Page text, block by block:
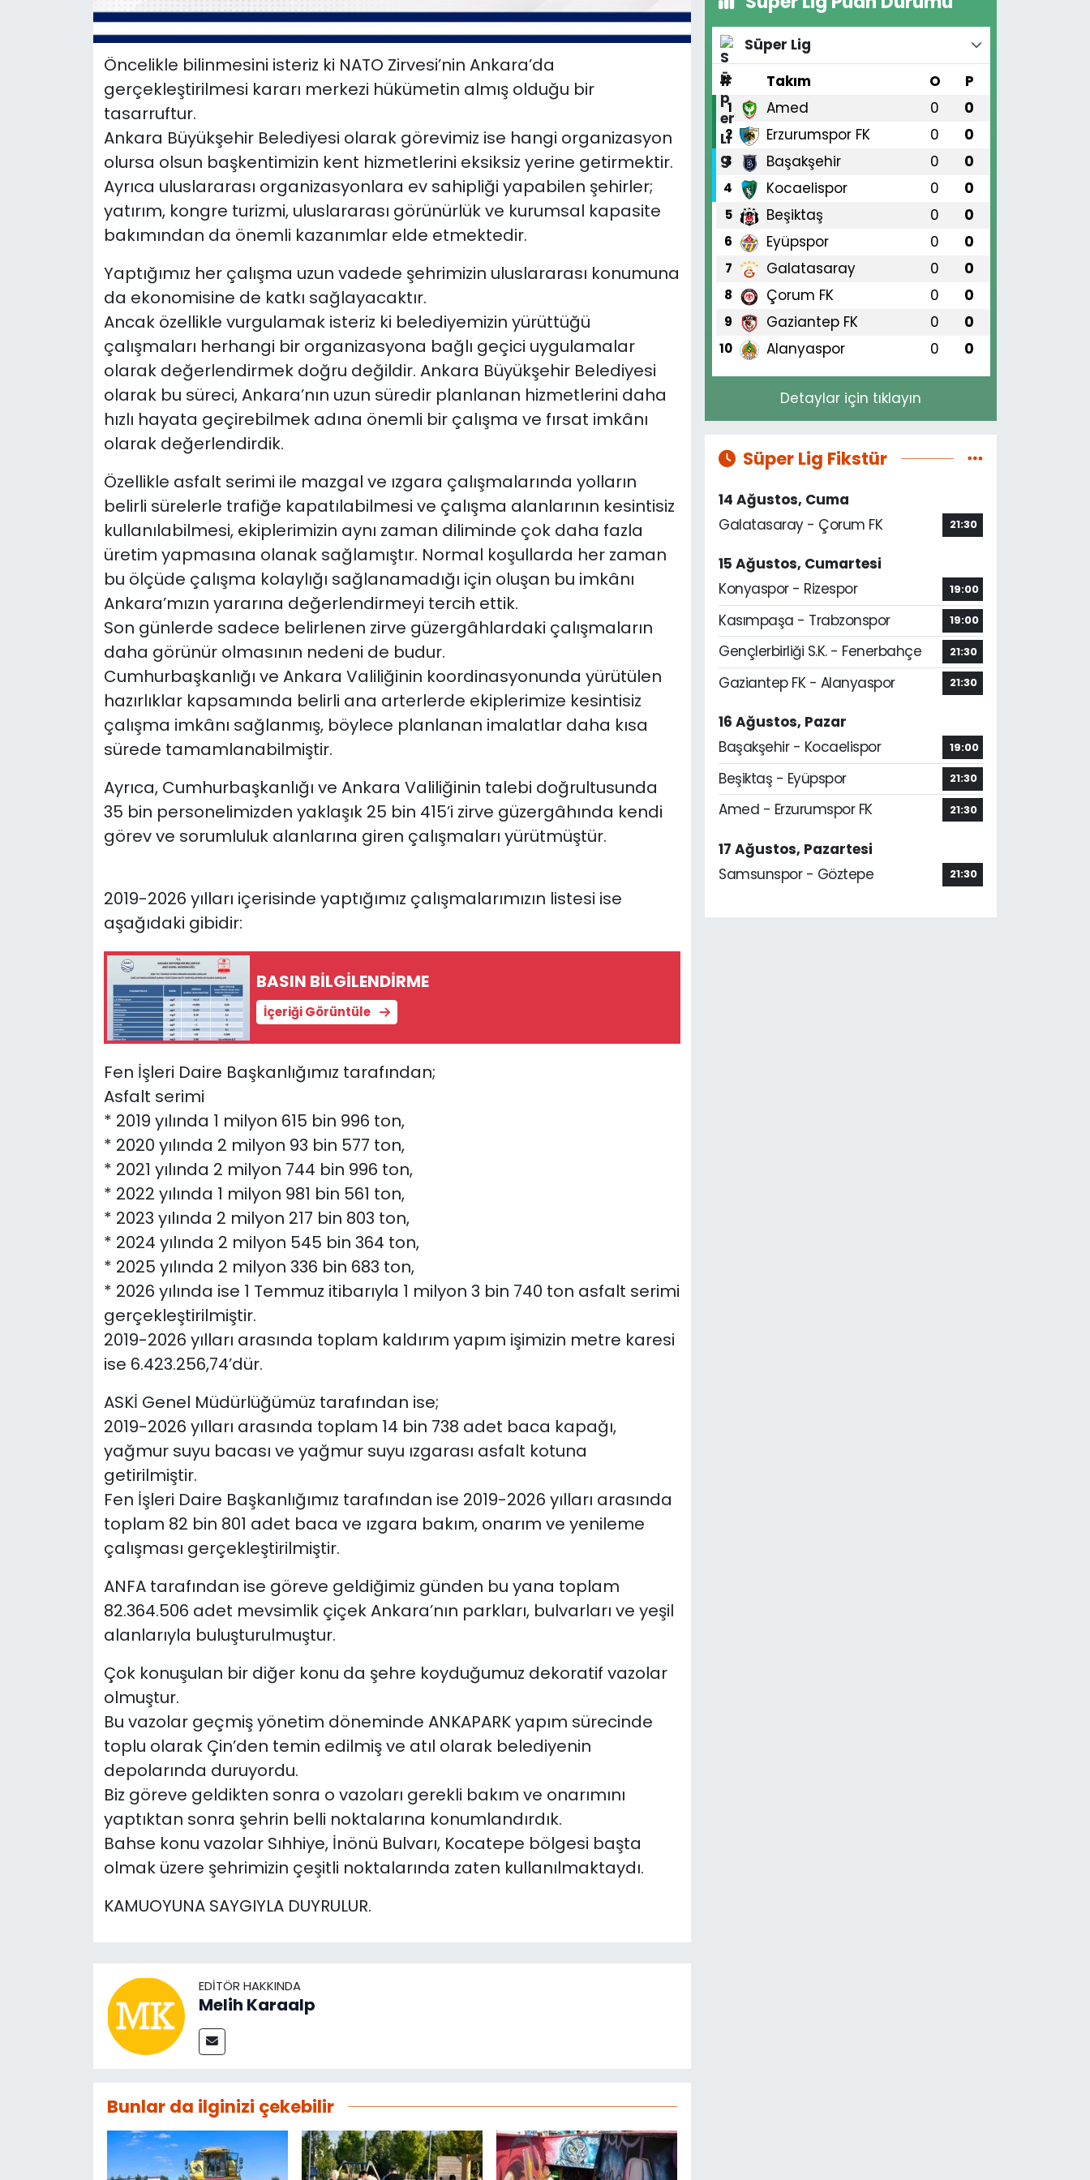
Öncelikle bilinmesini isteriz ki NATO Zirvesi’nin Ankara’da
gerçekleştirilmesi kararı merkezi hükümetin almış olduğu bir
tasarruftur.
Ankara Büyükşehir Belediyesi olarak görevimiz ise hangi organizasyon
olursa olsun başkentimizin kent hizmetlerini eksiksiz yerine getirmektir.
Ayrıca uluslararası organizasyonlara ev sahipliği yapabilen şehirler;
yatırım, kongre turizmi, uluslararası görünürlük ve kurumsal kapasite
bakımından da önemli kazanımlar elde etmektedir.
Yaptığımız her çalışma uzun vadede şehrimizin uluslararası konumuna
da ekonomisine de katkı sağlayacaktır.
Ancak özellikle vurgulamak isteriz ki belediyemizin yürüttüğü
çalışmaları herhangi bir organizasyona bağlı geçici uygulamalar
olarak değerlendirmek doğru değildir. Ankara Büyükşehir Belediyesi
olarak bu süreci, Ankara’nın uzun süredir planlanan hizmetlerini daha
hızlı hayata geçirebilmek adına önemli bir çalışma ve fırsat imkânı
olarak değerlendirdik.
Özellikle asfalt serimi ile mazgal ve ızgara çalışmalarında yolların
belirli sürelerle trafiğe kapatılabilmesi ve çalışma alanlarının kesintisiz
kullanılabilmesi, ekiplerimizin aynı zaman diliminde çok daha fazla
üretim yapmasına olanak sağlamıştır. Normal koşullarda her zaman
bu ölçüde çalışma kolaylığı sağlanamadığı için oluşan bu imkânı
Ankara’mızın yararına değerlendirmeyi tercih ettik.
Son günlerde sadece belirlenen zirve güzergâhlardaki çalışmaların
daha görünür olmasının nedeni de budur.
Cumhurbaşkanlığı ve Ankara Valiliğinin koordinasyonunda yürütülen
hazırlıklar kapsamında belirli ana arterlerde ekiplerimize kesintisiz
çalışma imkânı sağlanmış, böylece planlanan imalatlar daha kısa
sürede tamamlanabilmiştir.
Ayrıca, Cumhurbaşkanlığı ve Ankara Valiliğinin talebi doğrultusunda
35 bin personelimizden yaklaşık 25 bin 415’i zirve güzergâhında kendi
görev ve sorumluluk alanlarına giren çalışmaları yürütmüştür.
2019-2026 yılları içerisinde yaptığımız çalışmalarımızın listesi ise
aşağıdaki gibidir:
BASIN BİLGİLENDİRME
İçeriği Görüntüle
Fen İşleri Daire Başkanlığımız tarafından;
Asfalt serimi
* 2019 yılında 1 milyon 615 bin 996 ton,
* 2020 yılında 2 milyon 93 bin 577 ton,
* 2021 yılında 2 milyon 744 bin 996 ton,
* 2022 yılında 1 milyon 981 bin 561 ton,
* 2023 yılında 2 milyon 217 bin 803 ton,
* 2024 yılında 2 milyon 545 bin 364 ton,
* 2025 yılında 2 milyon 336 bin 683 ton,
* 2026 yılında ise 1 Temmuz itibarıyla 1 milyon 3 bin 740 ton asfalt serimi
gerçekleştirilmiştir.
2019-2026 yılları arasında toplam kaldırım yapım işimizin metre karesi
ise 6.423.256,74’dür.
ASKİ Genel Müdürlüğümüz tarafından ise;
2019-2026 yılları arasında toplam 14 bin 738 adet baca kapağı,
yağmur suyu bacası ve yağmur suyu ızgarası asfalt kotuna
getirilmiştir.
Fen İşleri Daire Başkanlığımız tarafından ise 2019-2026 yılları arasında
toplam 82 bin 801 adet baca ve ızgara bakım, onarım ve yenileme
çalışması gerçekleştirilmiştir.
ANFA tarafından ise göreve geldiğimiz günden bu yana toplam
82.364.506 adet mevsimlik çiçek Ankara’nın parkları, bulvarları ve yeşil
alanlarıyla buluşturulmuştur.
Çok konuşulan bir diğer konu da şehre koyduğumuz dekoratif vazolar
olmuştur.
Bu vazolar geçmiş yönetim döneminde ANKAPARK yapım sürecinde
toplu olarak Çin’den temin edilmiş ve atıl olarak belediyenin
depolarında duruyordu.
Biz göreve geldikten sonra o vazoları gerekli bakım ve onarımını
yaptıktan sonra şehrin belli noktalarına konumlandırdık.
Bahse konu vazolar Sıhhiye, İnönü Bulvarı, Kocatepe bölgesi başta
olmak üzere şehrimizin çeşitli noktalarında zaten kullanılmaktaydı.
KAMUOYUNA SAYGIYLA DUYRULUR.
EDITÖR HAKKINDA
Melih Karaalp
Bunlar da ilginizi çekebilir
Süper Lig
#
Takım O P
1 Amed 0 0
2 Erzurumspor FK 0 0
3 Başakşehir 0 0
4 Kocaelispor 0 0
5 Beşiktaş 0 0
6 Eyüpspor 0 0
7 Galatasaray 0 0
8 Çorum FK 0 0
9 Gaziantep FK 0 0
10 Alanyaspor 0 0
Detaylar için tıklayın
Süper Lig Fikstür
14 Ağustos, Cuma
Galatasaray - Çorum FK
21:30
15 Ağustos, Cumartesi
Konyaspor - Rizespor
19:00
Kasımpaşa - Trabzonspor 19:00
Gençlerbirliği S.K. - Fenerbahçe 21:30
Gaziantep FK - Alanyaspor 21:30
16 Ağustos, Pazar
Başakşehir - Kocaelispor
19:00
Beşiktaş - Eyüpspor 21:30
Amed - Erzurumspor FK 21:30
17 Ağustos, Pazartesi
Samsunspor - Göztepe
21:30